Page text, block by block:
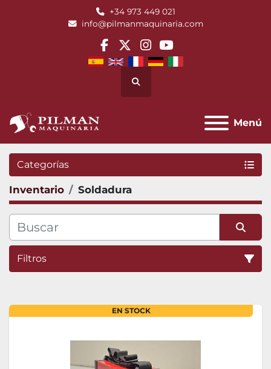
+34 973 449 021
info@pilmanmaquinaria.com
facebook
twitterinstagram
youtube
Buscar
Menú
Categorías
Inventario Soldadura
Filtros
EN STOCK